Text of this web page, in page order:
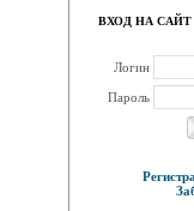
ВХОД НА САЙТ
Логин
Пароль